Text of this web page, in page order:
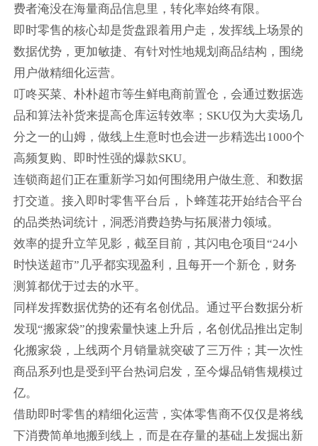
费者淹没在海量商品信息里，转化率始终有限。
即时零售的核心却是货盘跟着用户走，发挥线上场景的
数据优势，更加敏捷、有针对性地规划商品结构，围绕
用户做精细化运营。
叮咚买菜、朴朴超市等生鲜电商前置仓，会通过数据选
品和算法补货来提高仓库运转效率；SKU仅为大卖场几
分之一的山姆，做线上生意时也会进一步精选出1000个
高频复购、即时性强的爆款SKU。
连锁商超们正在重新学习如何围绕用户做生意、和数据
打交道。接入即时零售平台后，卜蜂莲花开始结合平台
的品类热词统计，洞悉消费趋势与拓展潜力领域。
效率的提升立竿见影，截至目前，其闪电仓项目“24小
时快送超市”几乎都实现盈利，且每开一个新仓，财务
测算都优于过去的水平。
同样发挥数据优势的还有名创优品。通过平台数据分析
发现“搬家袋”的搜索量快速上升后，名创优品推出定制
化搬家袋，上线两个月销量就突破了三万件；其一次性
商品系列也是受到平台热词启发，至今爆品销售规模过
亿。
借助即时零售的精细化运营，实体零售商不仅仅是将线
下消费简单地搬到线上，而是在存量的基础上发掘出新